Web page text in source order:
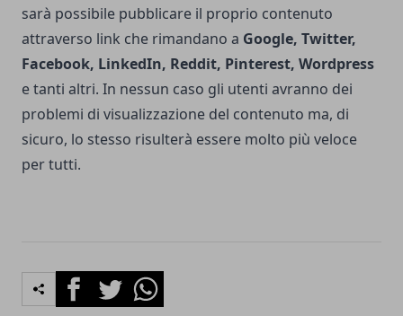
sarà possibile pubblicare il proprio contenuto
attraverso link che rimandano a Google, Twitter,
Facebook, LinkedIn, Reddit, Pinterest, Wordpress
e tanti altri. In nessun caso gli utenti avranno dei
problemi di visualizzazione del contenuto ma, di
sicuro, lo stesso risulterà essere molto più veloce
per tutti.
FacebookTwitterWhatsapp